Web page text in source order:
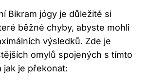
Bikram jógy je důležité si
běžné chyby, abyste mohli
výsledků. Zde je
omylů spojených s tímto
jak je překonat: